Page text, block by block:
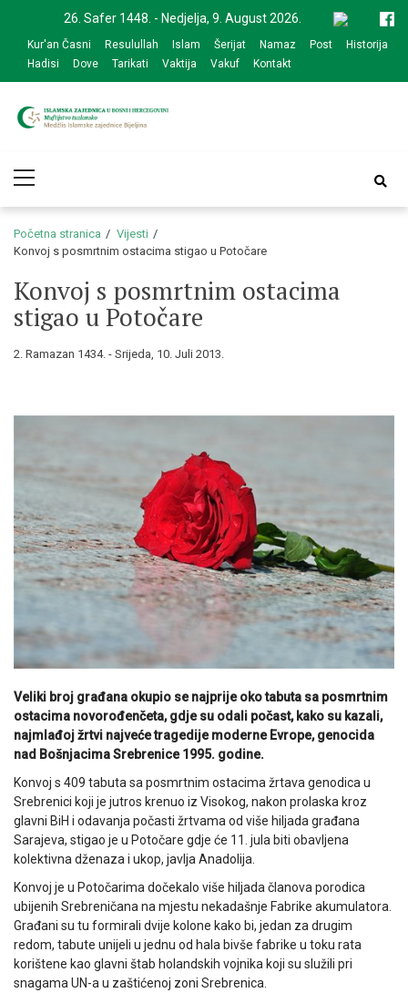
navigation
content
26. Safer 1448. - Nedjelja, 9. August 2026.
Kur'an Časni Resulullah Islam Šerijat Namaz Post
Historija
Hadisi
Dove Tarikati Vaktija Vakuf Kontakt
zajednice Bijeljina
Menu
Početna stranica
Vijesti
Konvoj s posmrtnim ostacima stigao u Potočare
Konvoj s posmrtnim ostacima
stigao u Potočare
2. Ramazan 1434. - Srijeda, 10. Juli 2013.
Veliki broj građana okupio se najprije oko tabuta sa posmrtnim
ostacima novorođenčeta, gdje su odali počast, kako su kazali,
najmlađoj žrtvi najveće tragedije moderne Evrope, genocida
nad Bošnjacima Srebrenice 1995. godine.
Konvoj s 409 tabuta sa posmrtnim ostacima žrtava genodica u
Srebrenici koji je jutros krenuo iz Visokog, nakon prolaska kroz
glavni BiH i odavanja počasti žrtvama od više hiljada građana
Sarajeva, stigao je u Potočare gdje će 11. jula biti obavljena
kolektivna dženaza i ukop, javlja Anadolija.
Konvoj je u Potočarima dočekalo više hiljada članova porodica
ubijenih Srebreničana na mjestu nekadašnje Fabrike akumulatora.
Građani su tu formirali dvije kolone kako bi, jedan za drugim
redom, tabute unijeli u jednu od hala bivše fabrike u toku rata
korištene kao glavni štab holandskih vojnika koji su služili pri
snagama UN-a u zaštićenoj zoni Srebrenica.